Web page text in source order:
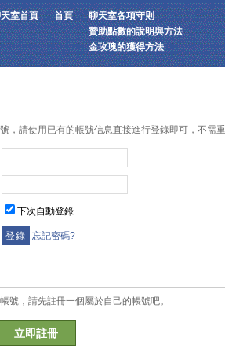
室首頁 首頁
聊天室各項守則
贊助點數的說明與方法
金玫瑰的獲得方法
，請使用已有的帳號信息直接進行登錄即可，不需
下次自動登錄
忘記密碼?
號，請先註冊一個屬於自己的帳號吧。
立即註冊